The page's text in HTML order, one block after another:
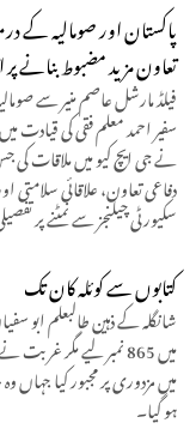
پاکستان اور صومالیہ کے
تعاون مزید مضبوط بنانے
فیلڈ مارشل عاصم منیر سے
سفیر احمد معلم فقی کی قیادت
نے جی ایچ کیو میں ملاقات کی
دفاعی تعاون، علاقائی سلامتی
سکیورٹی چیلنجز سے نمٹنے پر
کتابوں سے کوئلہ کان تک
شانگلہ کے ذہین طالبعلم ابو
میں 865 نمبر لیے مگر
میں مزدوری پر مجبور کیا جہاں
ہو گیا۔